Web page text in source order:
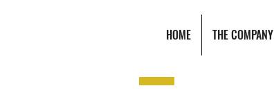
HOME THE COMPANY